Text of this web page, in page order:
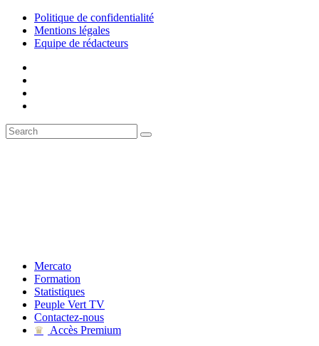
Politique de confidentialité
Mentions légales
Equipe de rédacteurs
Mercato
Formation
Statistiques
Peuple Vert TV
Contactez-nous
♛
Accès Premium